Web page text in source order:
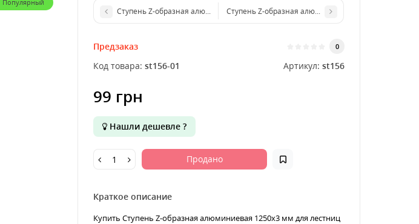
Популярный
Ступень Z-образная алюминиевая 1000x4 ммСтупень Z-образная алюминиевая 1250x4 мм
Предзаказ 0
Код товара: st156-01 Артикул: st156
99 грн
Нашли дешевле ?
Продано
Краткое описание
Купить Ступень Z-образная алюминиевая 1250x3 мм для лестниц